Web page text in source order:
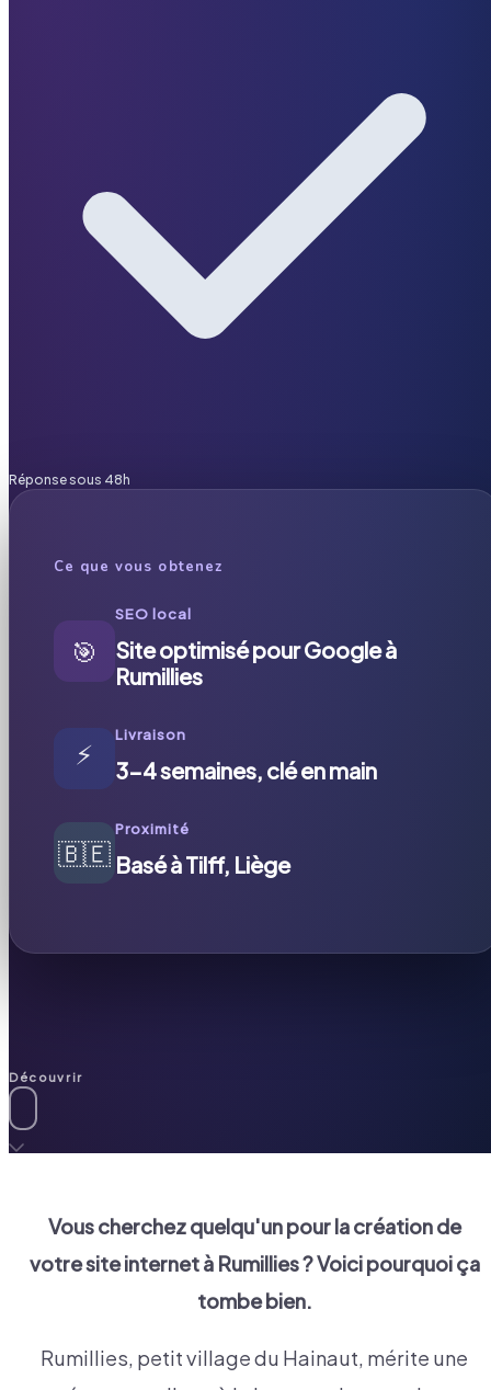
Réponse sous 48h
Ce que vous obtenez
🎯
SEO local
Site optimisé pour Google à
Rumillies
⚡
Livraison
3-4 semaines, clé en main
🇧🇪
Proximité
Basé à Tilff, Liège
Découvrir
Vous cherchez quelqu'un pour la création de
votre site internet à Rumillies? Voici pourquoi ça
tombe bien.
Rumillies, petit village du Hainaut, mérite une